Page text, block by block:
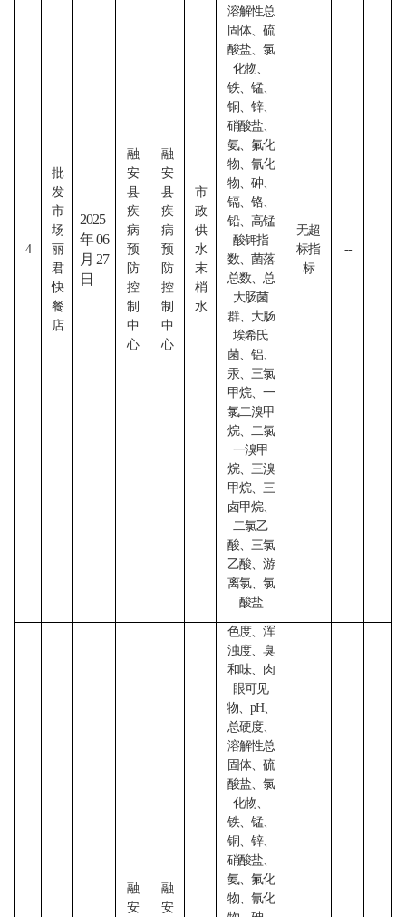
4
批
发
市
场
丽
君
快
餐
店
2025
年06
月27
日
融
安
县
疾
病
预
防
控
制
中
心
融
安
县
疾
病
预
防
控
制
中
心
市
政
供
水
末
梢
水
溶解性总
固体、硫
酸盐、氯
化物、
铁、锰、
铜、锌、
硝酸盐、
氨、氟化
物、氰化
物、砷、
镉、铬、
铅、高锰
酸钾指
数、菌落
总数、总
大肠菌
群、大肠
埃希氏
菌、铝、
汞、三氯
甲烷、一
氯二溴甲
烷、二氯
一溴甲
烷、三溴
甲烷、三
卤甲烷、
二氯乙
酸、三氯
乙酸、游
离氯、氯
酸盐
无超
标指
标
--
融
安
融
安
色度、浑
浊度、臭
和味、肉
眼可见
物、 pH、
总硬度、
溶解性总
固体、硫
酸盐、氯
化物、
铁、锰、
铜、锌、
硝酸盐、
氨、氟化
物、氰化